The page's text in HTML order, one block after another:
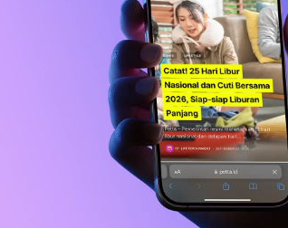
Pengelolaan Dana Desa di
Wasur, Merauke
Wasur di Distrik Merauke menjadi pusat
upaya peningkatan kapasitas aparatur
pengelolaan…